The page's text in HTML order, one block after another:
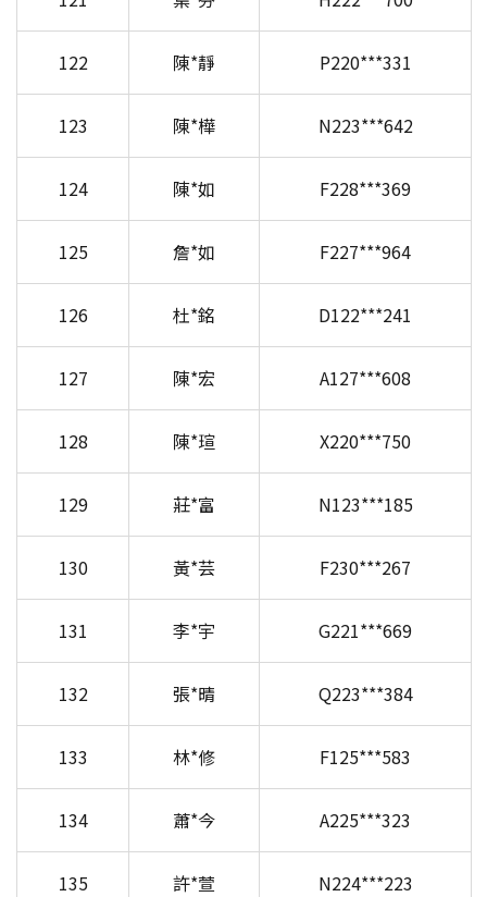
122 陳*靜 P220***331
123 陳*樺 N223***642
124 陳*如 F228***369
125 詹*如 F227***964
126 杜*銘 D122***241
127 陳*宏 A127***608
128 陳*瑄 X220***750
129 莊*富 N123***185
130 黃*芸 F230***267
131 李*宇 G221***669
132 張*晴 Q223***384
133 林*修 F125***583
134 蕭*今 A225***323
135 許*萱 N224***223